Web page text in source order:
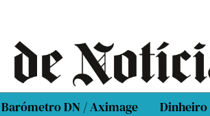
Barómetro DN / Aximage Dinheiro